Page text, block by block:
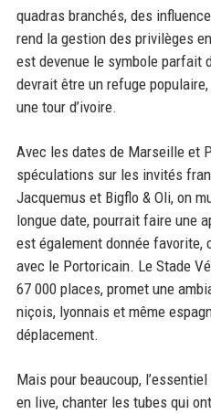
quadras branchés, des
rend la gestion des privilèges
est devenue le symbole parfait
devrait être un refuge
une tour d’ivoire.
Avec les dates de Marseille et
spéculations sur les invités
Jacquemus et Bigflo & Oli, on
longue date, pourrait faire une
est également donnée favorite,
avec le Portoricain. Le Stade
67 000 places, promet une
niçois, lyonnais et même
déplacement.
Mais pour beaucoup,
en live, chanter les tubes qui